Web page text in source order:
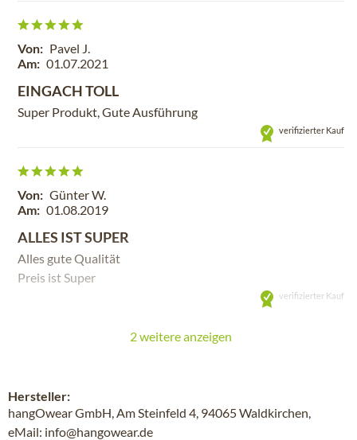
Von: Pavel J.
Am: 01.07.2021
EINGACH TOLL
Super Produkt, Gute Ausführung
verifizierter Kauf
Von: Günter W.
Am: 01.08.2019
ALLES IST SUPER
Alles gute Qualität
Preis ist Super
verifizierter Kauf
2 weitere anzeigen
Hersteller:
hangOwear GmbH, Am Steinfeld 4, 94065 Waldkirchen,
eMail: info@hangowear.de